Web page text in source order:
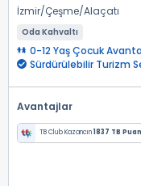
İzmir Çeşme Alaçatı
Oda Kahvaltı
0-12 Yaş Çocuk
Sürdürülebilir Turizm
Avantajlar
TB Club Kazancın1837 TB Puan